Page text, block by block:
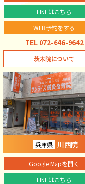
LINEはこちら
WEB予約をする
TEL 072-646-9642
茨木院について
兵庫県 川西院
Google Mapを開く
LINEはこちら